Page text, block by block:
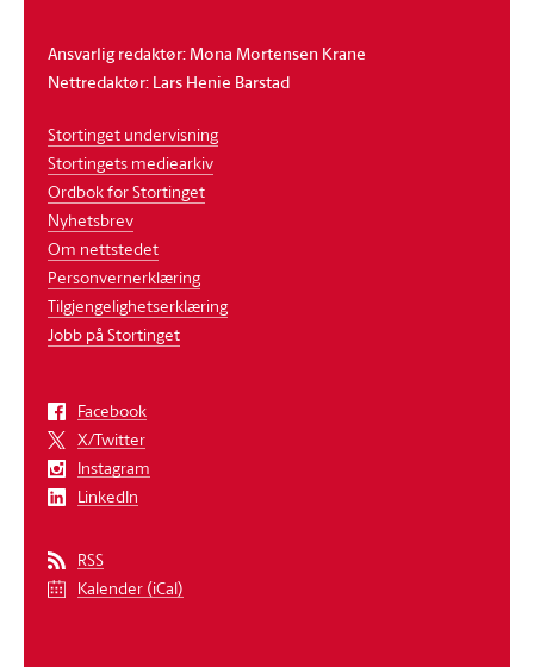
Ansvarlig redaktør: Mona Mortensen Krane
Nettredaktør: Lars Henie Barstad
Stortinget undervisning
Stortingets mediearkiv
Ordbok for Stortinget
Nyhetsbrev
Om nettstedet
Personvernerklæring
Tilgjengelighetserklæring
Jobb på Stortinget
Facebook
X/Twitter
Instagram
LinkedIn
RSS
Kalender (iCal)